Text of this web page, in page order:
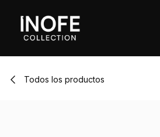
Todos los productos